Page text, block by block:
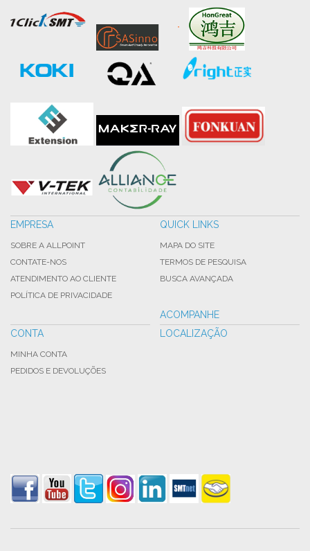
EMPRESA
SOBRE A ALLPOINT
CONTATE-NOS
ATENDIMENTO AO CLIENTE
POLÍTICA DE PRIVACIDADE
QUICK LINKS
MAPA DO SITE
TERMOS DE PESQUISA
BUSCA AVANÇADA
CONTA
MINHA CONTA
PEDIDOS E DEVOLUÇÕES
LOCALIZAÇÃO
ACOMPANHE